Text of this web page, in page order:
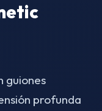
guiones
profunda